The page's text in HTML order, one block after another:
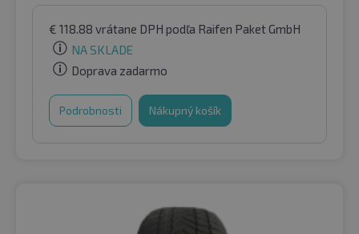
€ 118.88 vrátane DPH podľa Raifen Paket GmbH
NA SKLADE
Doprava zadarmo
Podrobnosti Nákupný košík